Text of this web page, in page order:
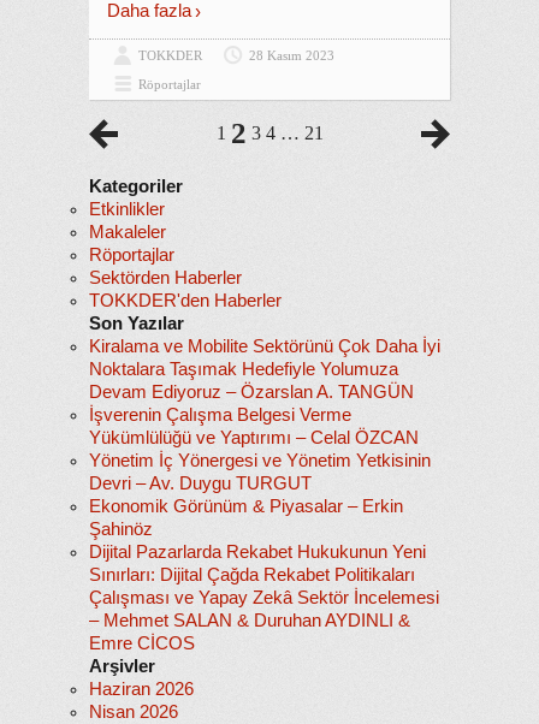
Daha fazla
TOKKDER
28 Kasım 2023
Röportajlar
1 2 3 4 … 21
Kategoriler
Etkinlikler
Makaleler
Röportajlar
Sektörden Haberler
TOKKDER'den Haberler
Son Yazılar
Kiralama ve Mobilite Sektörünü Çok Daha İyi
Noktalara Taşımak Hedefiyle Yolumuza
Devam Ediyoruz – Özarslan A. TANGÜN
İşverenin Çalışma Belgesi Verme
Yükümlülüğü ve Yaptırımı – Celal ÖZCAN
Yönetim İç Yönergesi ve Yönetim Yetkisinin
Devri – Av. Duygu TURGUT
Ekonomik Görünüm & Piyasalar – Erkin
Şahinöz
Dijital Pazarlarda Rekabet Hukukunun Yeni
Sınırları: Dijital Çağda Rekabet Politikaları
Çalışması ve Yapay Zekâ Sektör İncelemesi
– Mehmet SALAN & Duruhan AYDINLI &
Emre CİCOS
Arşivler
Haziran 2026
Nisan 2026